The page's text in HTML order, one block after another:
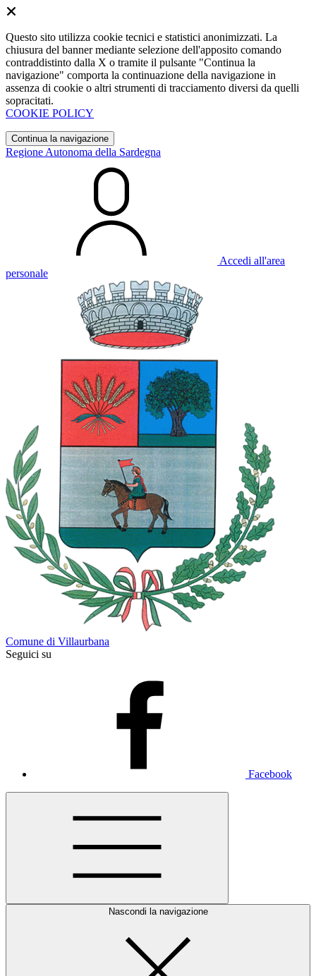
Questo sito utilizza cookie tecnici e statistici anonimizzati. La
chiusura del banner mediante selezione dell'apposito comando
contraddistinto dalla X o tramite il pulsante "Continua la
navigazione" comporta la continuazione della navigazione in
assenza di cookie o altri strumenti di tracciamento diversi da quelli
sopracitati.
COOKIE POLICY
Continua la navigazione
Regione Autonoma della Sardegna
Accedi all'area
personale
Comune di Villaurbana
Seguici su
Facebook
Nascondi la navigazione